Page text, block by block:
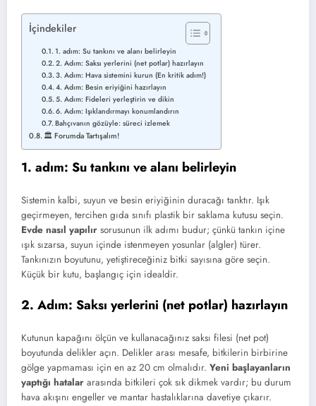
İçindekiler
1. adım: Su tankını ve alanı belirleyin
2. Adım: Saksı yerlerini (net potlar) hazırlayın
3. Adım: Hava sistemini kurun (En kritik adım!)
4. Adım: Besin eriyiğini hazırlayın
5. Adım: Fideleri yerleştirin ve dikin
6. Adım: Işıklandırmayı konumlandırın
Bahçıvanın gözüyle: süreci izlemek
🏛️ Forumda Tartışalım!
1. adım: Su tankını ve alanı belirleyin
Sistemin kalbi, suyun ve besin eriyiğinin duracağı tanktır. Işık
geçirmeyen, tercihen gıda sınıfı plastik bir saklama kutusu seçin.
Evde nasıl yapılır sorusunun ilk adımı budur; çünkü tankın içine
ışık sızarsa, suyun içinde istenmeyen yosunlar (algler) türer.
Tankınızın boyutunu, yetiştireceğiniz bitki sayısına göre seçin.
Küçük bir kutu, başlangıç için idealdir.
2. Adım: Saksı yerlerini (net potlar) hazırlayın
Kutunun kapağını ölçün ve kullanacağınız saksı filesi (net pot)
boyutunda delikler açın. Delikler arası mesafe, bitkilerin birbirine
gölge yapmaması için en az 20 cm olmalıdır. Yeni başlayanların
yaptığı hatalar arasında bitkileri çok sık dikmek vardır; bu durum
hava akışını engeller ve mantar hastalıklarına davetiye çıkarır.